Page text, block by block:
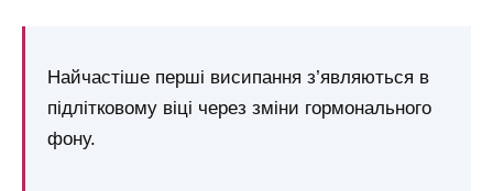
Найчастіше перші висипання з’являються в
підлітковому віці через зміни гормонального
фону.